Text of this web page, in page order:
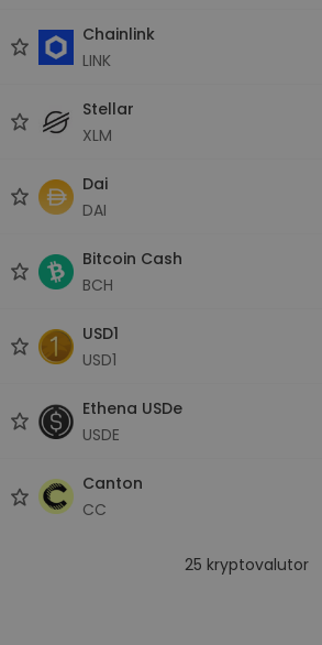
Chainlink
LINK
Stellar
XLM
Dai
DAI
Bitcoin Cash
BCH
USD1
USD1
Ethena USDe
USDE
Canton
CC
25 kryptovalutor